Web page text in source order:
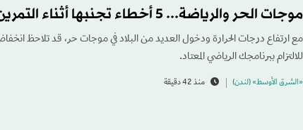
موجات الحر والرياضة... 5 أخطاء تجنبها أثناء التمرين
مع ارتفاع درجات الحرارة ودخول العديد من البلاد في موجات حر، قد تلاحظ
للالتزام ببرنامجك الرياضي المعتاد.
«الشرق الأوسط» (لندن) منذ 42 دقيقة